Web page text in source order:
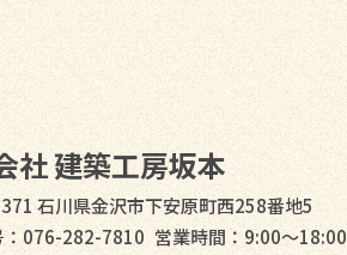
社 建築工房坂本
石川県金沢市下安原町西258番地5
：076-282-7810 営業時間：9:00〜18:00